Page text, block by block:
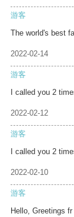
游客
The world's best
2022-02-14
游客
I called you 2
2022-02-12
游客
I called you 2
2022-02-10
游客
Hello, Greetings fr